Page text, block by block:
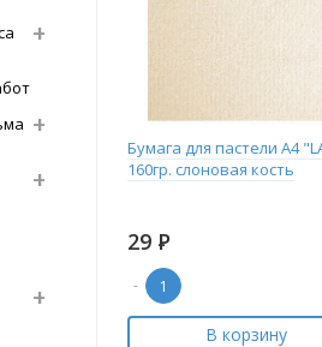
Бумага для пастели А4
160гр. слоновая кость
29 Р
-
В корзину